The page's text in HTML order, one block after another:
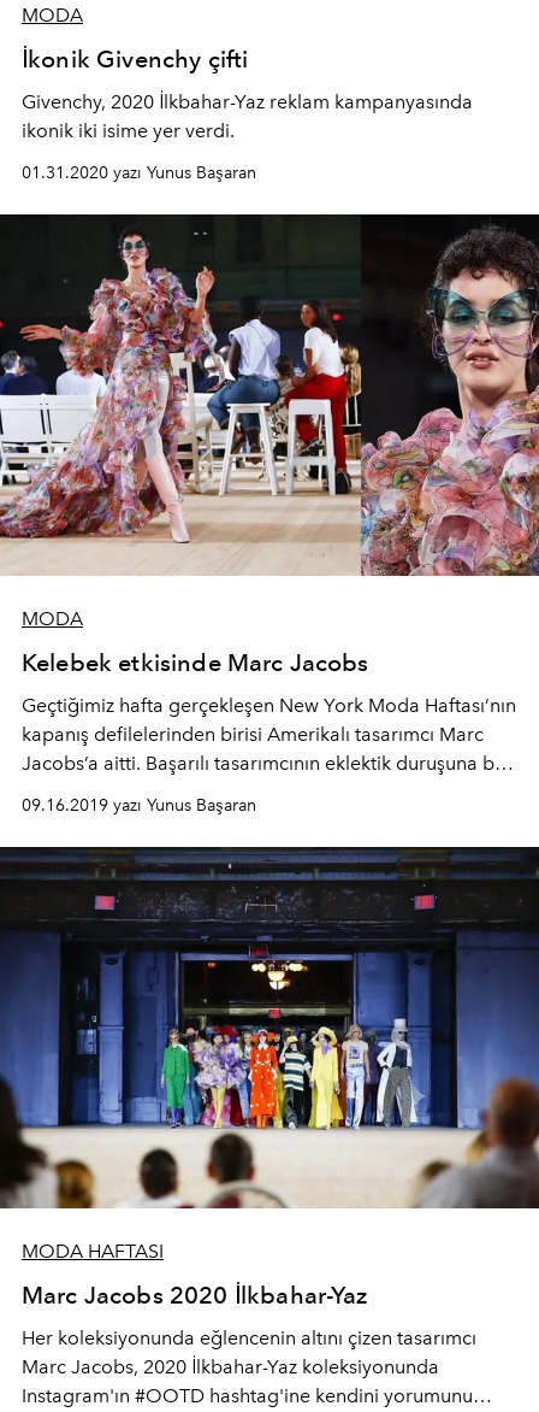
MODA
İkonik Givenchy çifti
Givenchy, 2020 İlkbahar-Yaz reklam kampanyasında
ikonik iki isime yer verdi.
01.31.2020 yazı Yunus Başaran
MODA
Kelebek etkisinde Marc Jacobs
Geçtiğimiz hafta gerçekleşen New York Moda Haftası’nın
kapanış defilelerinden birisi Amerikalı tasarımcı Marc
Jacobs’a aitti. Başarılı tasarımcının eklektik duruşuna bir
kelebek gözlükler.
09.16.2019 yazı Yunus Başaran
MODA HAFTASI
Marc Jacobs 2020 İlkbahar-Yaz
Her koleksiyonunda eğlencenin altını çizen tasarımcı
Marc Jacobs, 2020 İlkbahar-Yaz koleksiyonunda
Instagram'ın #OOTD hashtag'ine kendini yorumunu